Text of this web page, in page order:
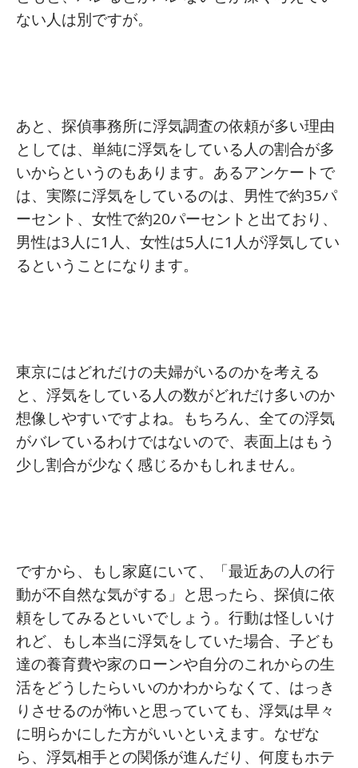
ない人は別ですが。
あと、探偵事務所に浮気調査の依頼が多い理由
としては、単純に浮気をしている人の割合が多
いからというのもあります。あるアンケートで
は、実際に浮気をしているのは、男性で約35パ
ーセント、女性で約20パーセントと出ており、
男性は3人に1人、女性は5人に1人が浮気してい
るということになります。
東京にはどれだけの夫婦がいるのかを考える
と、浮気をしている人の数がどれだけ多いのか
想像しやすいですよね。もちろん、全ての浮気
がバレているわけではないので、表面上はもう
少し割合が少なく感じるかもしれません。
ですから、もし家庭にいて、「最近あの人の行
動が不自然な気がする」と思ったら、探偵に依
頼をしてみるといいでしょう。行動は怪しいけ
れど、もし本当に浮気をしていた場合、子ども
達の養育費や家のローンや自分のこれからの生
活をどうしたらいいのかわからなくて、はっき
りさせるのが怖いと思っていても、浮気は早々
に明らかにした方がいいといえます。なぜな
ら、浮気相手との関係が進んだり、何度もホテ